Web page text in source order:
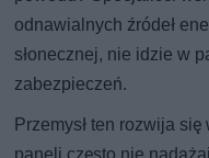
odnawialnych źródeł
słonecznej, nie idzie w
zabezpieczeń.
Przemysł ten rozwija